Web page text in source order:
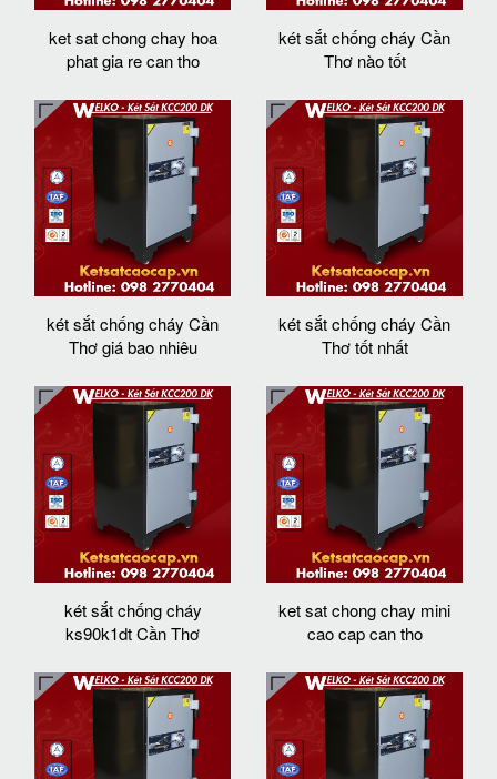
ket sat chong chay hoa
phat gia re can tho
két sắt chống cháy Cần
Thơ nào tốt
két sắt chống cháy Cần
Thơ giá bao nhiêu
két sắt chống cháy Cần
Thơ tốt nhất
két sắt chống cháy
ks90k1dt Cần Thơ
ket sat chong chay mini
cao cap can tho